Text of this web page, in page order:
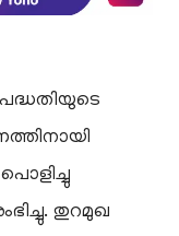
പദ്ധതിയുടെ
തുറമുഖ